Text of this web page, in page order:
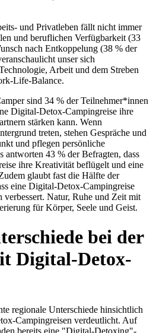
und Privatleben fällt nicht immer
und beruflichen Verfügbarkeit (33
nach Entkoppelung (38 % der
unser sich
Arbeit und dem Streben
Life-Balance.
sind 34 % der Teilnehmer*innen
Digital-Detox-Campingreise ihre
stärken kann. Wenn
treten, stehen Gespräche und
und pflegen persönliche
antworten 43 % der Befragten, dass
ihre Kreativität beflügelt und eine
glaubt fast die Hälfte der
eine Digital-Detox-Campingreise
verbessert. Natur, Ruhe und Zeit mit
für Körper, Seele und Geist.
bei der
Digital-Detox-
regionale Unterschiede hinsichtlich
Campingreisen verdeutlicht. Auf